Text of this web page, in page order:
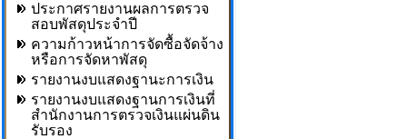
ประกาศรายงานผลการตรวจ
สอบพัสดุประจำปี
ความก้าวหน้าการจัดซื้อจัดจ้าง
หรือการจัดหาพัสดุ
รายงานงบแสดงฐานะการเงิน
รายงานงบแสดงฐานการเงินที่
สำนักงานการตรวจเงินแผ่นดิน
รับรอง